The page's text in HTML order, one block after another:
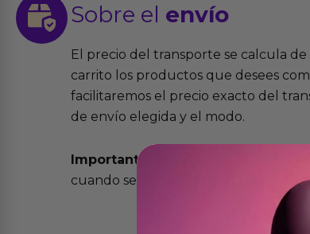
Sobre el envío
El precio del transporte se calcula
carrito los productos que desees
facilitaremos el precio exacto del
de envío elegida y el modo.
Importante:
cuando se cursen antes de las 13:00